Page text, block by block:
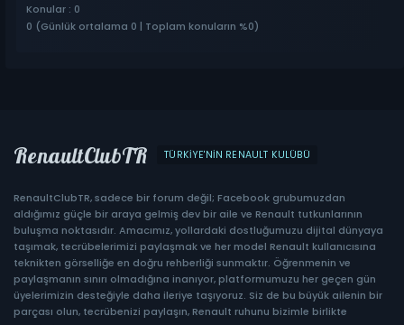
Konular : 0
0 (Günlük ortalama 0 | Toplam konuların %0)
RenaultClubTR TÜRKIYE'NIN RENAULT KULÜBÜ
RenaultClubTR, sadece bir forum değil; Facebook grubumuzdan
aldığımız güçle bir araya gelmiş dev bir aile ve Renault tutkunlarının
buluşma noktasıdır. Amacımız, yollardaki dostluğumuzu dijital dünyaya
taşımak, tecrübelerimizi paylaşmak ve her model Renault kullanıcısına
teknikten görselliğe en doğru rehberliği sunmaktır. Öğrenmenin ve
paylaşmanın sınırı olmadığına inanıyor, platformumuzu her geçen gün
üyelerimizin desteğiyle daha ileriye taşıyoruz. Siz de bu büyük ailenin bir
parçası olun, tecrübenizi paylaşın, Renault ruhunu bizimle birlikte